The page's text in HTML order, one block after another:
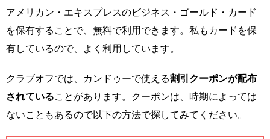
アメリカン・エキスプレスのビジネス・ゴールド・カード
を保有することで、無料で利用できます。私もカードを保
有しているので、よく利用しています。
クラブオフでは、カンドゥーで使える割引クーポンが配布
されていることがあります。クーポンは、時期によっては
ないこともあるので以下の方法で探してみてください。